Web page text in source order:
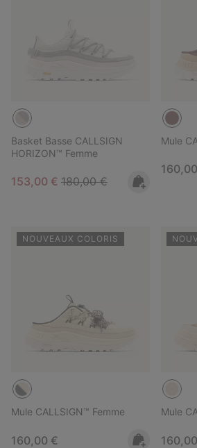
Basket Basse CALLSIGN
HORIZON™ Femme
Sale price:
153,00 € Regular price:
180,00 €
Mule
NOUVEAUX COLORIS
Mule CALLSIGN™ Femme
Regular price:
160,00 €
Mule